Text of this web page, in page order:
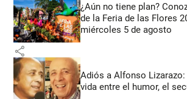
¿Aún no tiene plan?
de la Feria de las Flores
miércoles 5 de agosto
share
Adiós a Alfonso
vida entre el humor, el